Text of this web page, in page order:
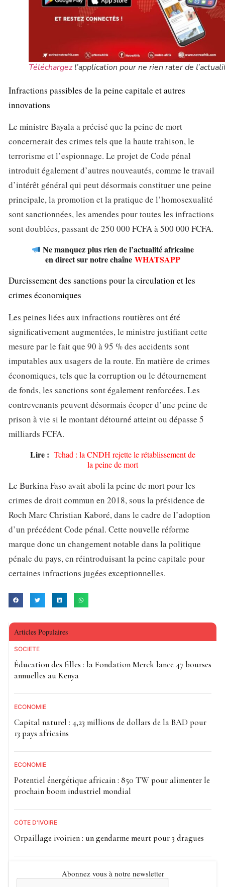
Téléchargezl’application pour ne rien rater de
Infractions passibles de la peine capitale et autres
innovations
Le ministre Bayala a précisé que la peine de mort
concernerait des crimes tels que la haute trahison, le
terrorisme et l’espionnage. Le projet de Code pénal
introduit également d’autres nouveautés, comme le travail
d’intérêt général qui peut désormais constituer une peine
principale, la promotion et la pratique de l’homosexualité
sont sanctionnées, les amendes pour toutes les infractions
sont doublées, passant de 250 000 FCFA à 500 000 FCFA.
Ne manquez plus rien de l’actualité africaine
en direct sur notre chaîne WHATSAPP
Durcissement des sanctions pour la circulation et les
crimes économiques
Les peines liées aux infractions routières ont été
significativement augmentées, le ministre justifiant cette
mesure par le fait que 90 à 95 % des accidents sont
imputables aux usagers de la route. En matière de crimes
économiques, tels que la corruption ou le détournement
de fonds, les sanctions sont également renforcées. Les
contrevenants peuvent désormais écoper d’une peine de
prison à vie si le montant détourné atteint ou dépasse 5
milliards FCFA.
Lire : Tchad : la CNDH rejette le rétablissement de
la peine de mort
Le Burkina Faso avait aboli la peine de mort pour les
crimes de droit commun en 2018, sous la présidence de
Roch Marc Christian Kaboré, dans le cadre de l’adoption
d’un précédent Code pénal. Cette nouvelle réforme
marque donc un changement notable dans la politique
pénale du pays, en réintroduisant la peine capitale pour
certaines infractions jugées exceptionnelles.
Articles Populaires
SOCIETE
Éducation des filles : la Fondation Merck lance 47 bourses
annuelles au Kenya
ECONOMIE
Capital naturel : 4,23 millions de dollars de la BAD pour
13 pays africains
ECONOMIE
Potentiel énergétique africain : 850 TW pour alimenter le
prochain boom industriel mondial
CÔTE D'IVOIRE
Orpaillage ivoirien : un gendarme meurt pour 3 dragues
Abonnez vous à notre newsletter